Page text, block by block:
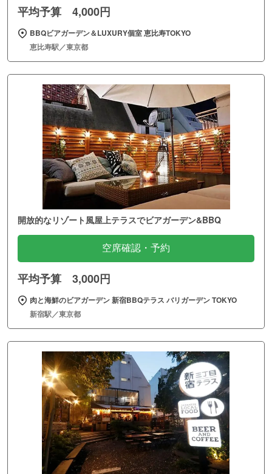
平均予算 4,000円
BBQビアガーデン＆LUXURY個室 恵比寿TOKYO
恵比寿駅／東京都
開放的なリゾート風屋上テラスでビアガーデン&BBQ
空席確認・予約
平均予算 3,000円
肉と海鮮のビアガーデン 新宿BBQテラス バリガーデン TOKYO
新宿駅／東京都